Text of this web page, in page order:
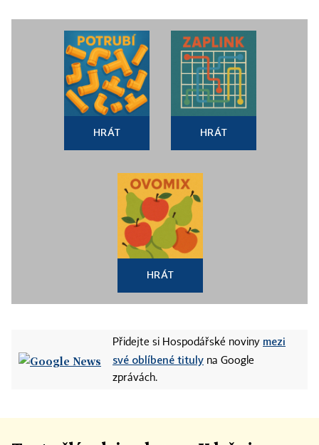
HRÁT HRÁT
HRÁT
Přidejte si Hospodářské noviny mezi
své oblíbené tituly na Google
zprávách.